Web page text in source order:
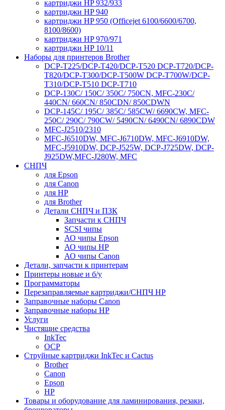
картриджи HP 932/933
картриджи HP 940
картриджи HP 950 (Officejet 6100/6600/6700,
8100/8600)
картриджи HP 970/971
картриджи HP 10/11
Наборы для принтеров Brother
DCP-T225/DCP-T420/DCP-T520 DCP-T720/DCP-
T820/DCP-T300/DCP-T500W DCP-T700W/DCP-
T310/DCP-T510 DCP-T710
DCP-130C/ 150C/ 350C/ 750CN, MFC-230C/
440CN/ 660CN/ 850CDN/ 850CDWN
DCP-145C/ 195C/ 385C/ 585CW/ 6690CW, MFC-
250C/ 290C/ 790CW/ 5490CN/ 6490CN/ 6890CDW
MFC-J2510/2310
MFC-J6510DW, MFC-J6710DW, MFC-J6910DW,
MFC-J5910DW, DCP-J525W, DCP-J725DW, DCP-
J925DW,MFC-J280W, MFC
СНПЧ
для Epson
для Canon
для HP
для Brother
Детали СНПЧ и ПЗК
Запчасти к СНПЧ
SCSI чипы
АО чипы Epson
АО чипы HP
АО чипы Canon
Детали, запчасти к принтерам
Принтеры новые и б/у
Программаторы
Перезаправляемые картриджи/СНПЧ HP
Заправочные наборы Canon
Заправочные наборы HP
Услуги
Чистящие средства
InkTec
OCP
Струйные картриджи InkTec и Cactus
Brother
Canon
Epson
HP
Товары и оборудование для ламинирования, резаки,